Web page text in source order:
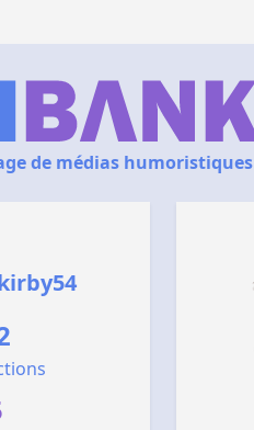
de médias humoristiques